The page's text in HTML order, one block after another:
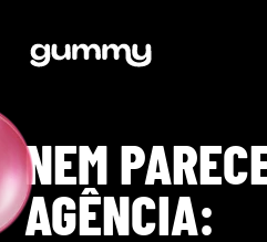
NEM
AGÊNCIA: